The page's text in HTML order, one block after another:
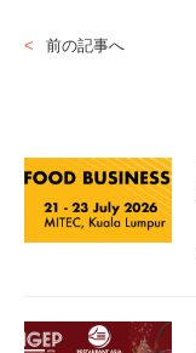
前の記事へ